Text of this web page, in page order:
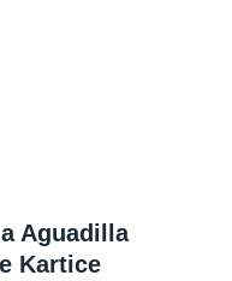
Aguadilla
Kartice